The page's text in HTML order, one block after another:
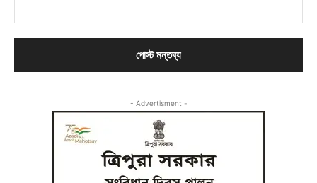
- Advertisment -